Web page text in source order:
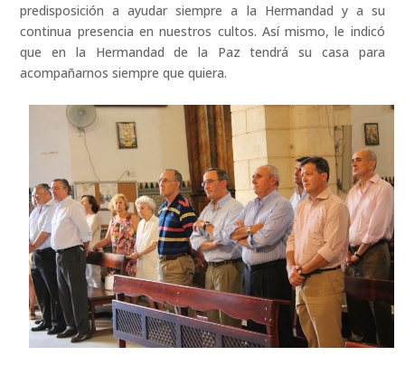
predisposición a ayudar siempre a la Hermandad y a su
continua presencia en nuestros cultos. Así mismo, le indicó
que en la Hermandad de la Paz tendrá su casa para
acompañarnos siempre que quiera.